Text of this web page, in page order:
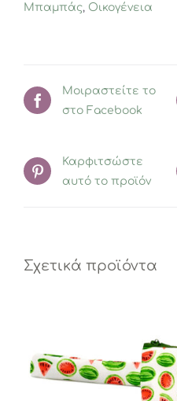
Μπαμπάς, Οικογένεια
Μοιραστείτε το
στο Facebook
Καρφιτσώστε
αυτό το προϊόν
Σχετικά προϊόντα